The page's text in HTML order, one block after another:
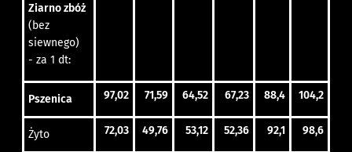
Ziarno zbóż
(bez
siewnego)
- za 1 dt:
Pszenica 97,02 71,59 64,52 67,23 88,4 104,2
Żyto 72,03 49,76 53,12 52,36 92,1 98,6